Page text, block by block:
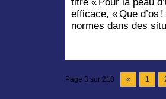
titre « Pour la peau
efficace, « Que d’os
normes dans des
Page 3 sur 218 « 1